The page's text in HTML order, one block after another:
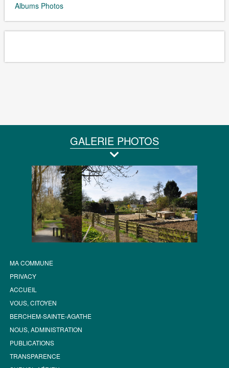
Albums Photos
GALERIE PHOTOS
MA COMMUNE
PRIVACY
ACCUEIL
VOUS, CITOYEN
BERCHEM-SAINTE-AGATHE
NOUS, ADMINISTRATION
PUBLICATIONS
TRANSPARENCE